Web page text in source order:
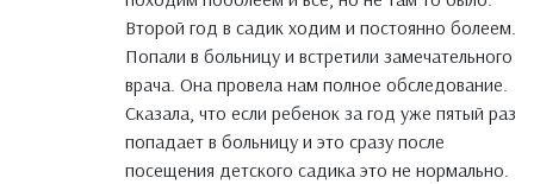
Второй год в садик ходим и постоянно болеем.
Попали в больницу и встретили замечательного
врача. Она провела нам полное обследование.
Сказала, что если ребенок за год уже пятый раз
попадает в больницу и это сразу после
посещения детского садика это не нормально.